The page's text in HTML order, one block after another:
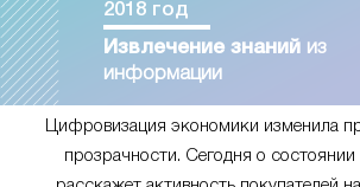
2018 год
Извлечение знаний из
информации
Цифровизация экономики изменила
прозрачности. Сегодня о состоянии